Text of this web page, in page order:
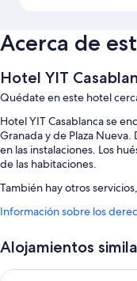
Acerca de
Hotel YIT
Quédate en este hotel
Hotel YIT Casablanca se
Granada y de Plaza
en las instalaciones. Los
de las habitaciones.
También hay otros
Desayuno continental
Espacios sin humos,
Información sobre los
Alojamientos
Universal Hotel